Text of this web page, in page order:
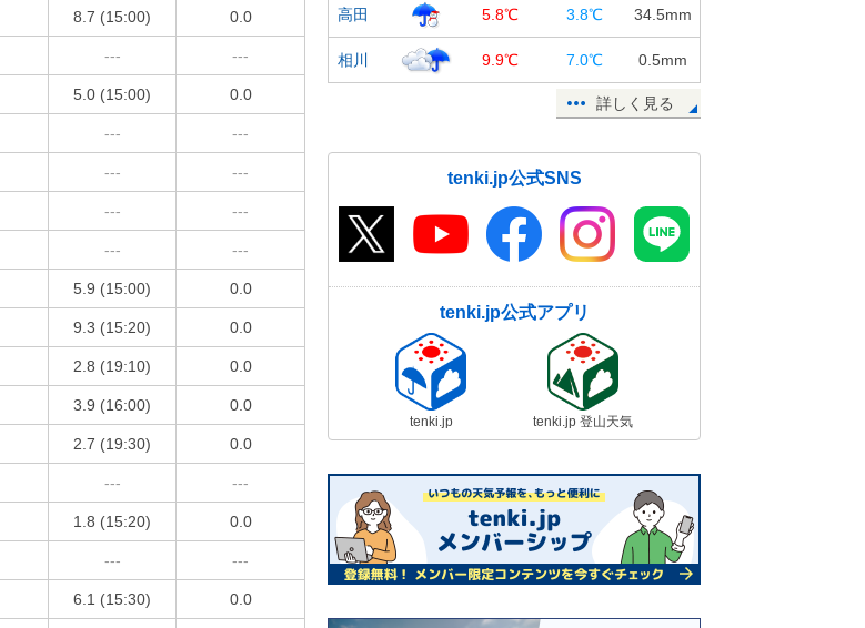
8.7 (15:00) 0.0
--- ---
5.0 (15:00) 0.0
--- ---
--- ---
--- ---
--- ---
5.9 (15:00) 0.0
9.3 (15:20) 0.0
2.8 (19:10) 0.0
3.9 (16:00) 0.0
2.7 (19:30) 0.0
--- ---
1.8 (15:20) 0.0
--- ---
6.1 (15:30) 0.0
年末年始の天気傾向 年の瀬は日本
海側で局地的な大雪に注意 防寒対
策はしっかりと
11日14:00
雪 14日～15日は平地も雪に 積雪
や凍結に注意
週末は強い寒気が南下 山間部は大
雪の恐れ 静岡県もシーズン最初の
雪に注意
11日13:28
東京の12月上旬は冬晴れ続く 日照
時間は80時間 雨もなし
11日13:04
14日～15日は荒天 太平洋側でも大
ョックに注意
11日12:03
強い寒気で日本海側は雨や雪 北陸
は週末にかけても土砂災害など警戒
高田 5.8℃ 3.8℃ 34.5mm
相川 9.9℃ 7.0℃ 0.5mm
詳しく見る
tenki.jp公式SNS
tenki.jp公式アプリ
tenki.jp tenki.jp 登山天気